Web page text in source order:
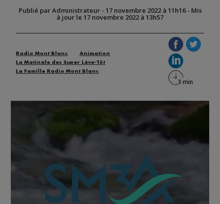
Publié par Administrateur- 17 novembre 2022 à 11h16- Mis
à jour le 17 novembre 2022 à 13h57
Radio Mont Blanc
Animation
La Matinale des Super Lève-Tôt
La Famille Radio Mont Blanc